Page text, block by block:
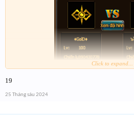
Click to expand...
19
25 Tháng sáu 2024